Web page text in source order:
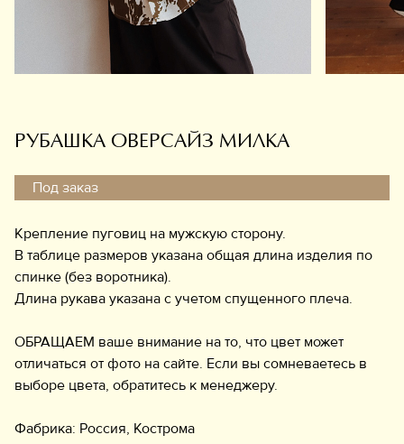
Информация
РУБАШКА ОВЕРСАЙЗ МИЛКА
Под заказ
Крепление пуговиц на мужскую сторону.
В таблице размеров указана общая длина изделия по
спинке (без воротника).
Длина рукава указана с учетом спущенного плеча.
ОБРАЩАЕМ ваше внимание на то, что цвет может
отличаться от фото на сайте. Если вы сомневаетесь в
выборе цвета, обратитесь к менеджеру.
Фабрика: Россия, Кострома